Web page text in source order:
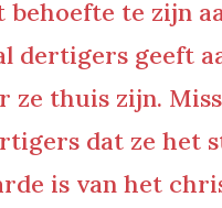
te zijn
dertigers geeft
ze thuis zijn.
dat ze het
is van het